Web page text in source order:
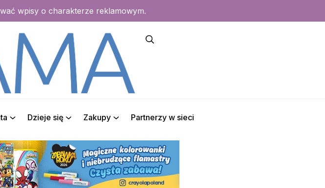
wpisy o charakterze reklamowym.
Dzieje się Zakupy Partnerzy w sieci